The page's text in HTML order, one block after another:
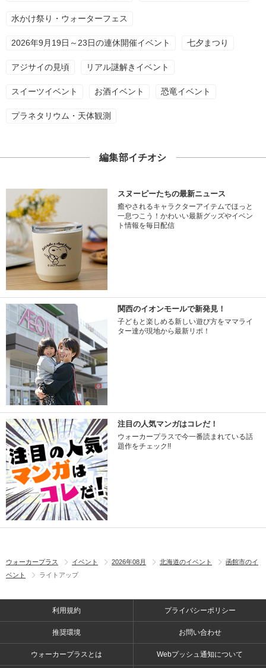
水かけ祭り・ウォーターフェス
2026年9月19日～23日の連休開催イベント 七夕まつり
アジサイの見頃 リアル謎解きイベント
スイーツイベント お酒イベント 恐竜イベント
プラネタリウム・天体観測
編集部イチオシ
スヌーピーたちの最新ニュース
癒やされるキャラクターアイテムでほっと
一息つこう！かわいい最新グッズやイベン
ト情報を毎日配信
関西のイオンモールで新発見！
子どもと楽しめる新しい遊び方をママライ
ター達が現地から最新リポ！
注目の人気マンガはコレだ！
ウォーカープラスで今一番読まれている話
題作をチェック!!
ウォーカープラス イベント 2026年08月 北海道のイベント
函館市のイ
ベント
ライトアップ
利用規約 プライバシーポリシー
推奨環境 お問い合わせ
ウォーカープラスとは Webプッシュ通知について